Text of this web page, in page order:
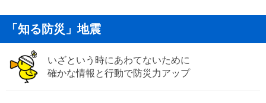
「知る防災」地震
いざという時にあわてないために
確かな情報と行動で防災力アップ